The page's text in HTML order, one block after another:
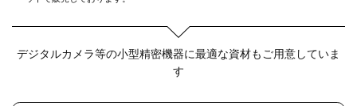
デジタルカメラ等の小型精密機器に最適な資材もご用意していま
す